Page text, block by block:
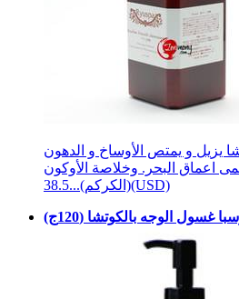
يزيل و يمتص الأوساخ و الدهون
اعماق البحر. وخلاصة الأوكون
(الكركم)...38.5(USD)
غسول الوجه بالكوتشا (120ج)